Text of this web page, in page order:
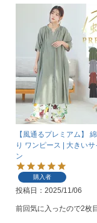
【風通るプレミアム】
り ワンピース | 大きい
ン
購入者
投稿日 2025/11/06
前回気に入ったので2枚